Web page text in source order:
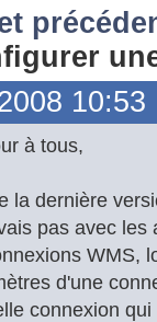
10:53
à tous,
la dernière
pas avec les
WMS,
d'une
connexion